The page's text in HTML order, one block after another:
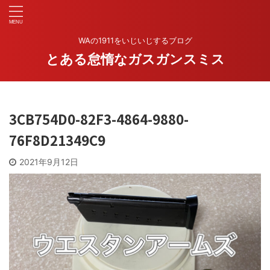
WAの1911をいじいじするブログ
とある怠惰なガスガンスミス
3CB754D0-82F3-4864-9880-
76F8D21349C9
2021年9月12日